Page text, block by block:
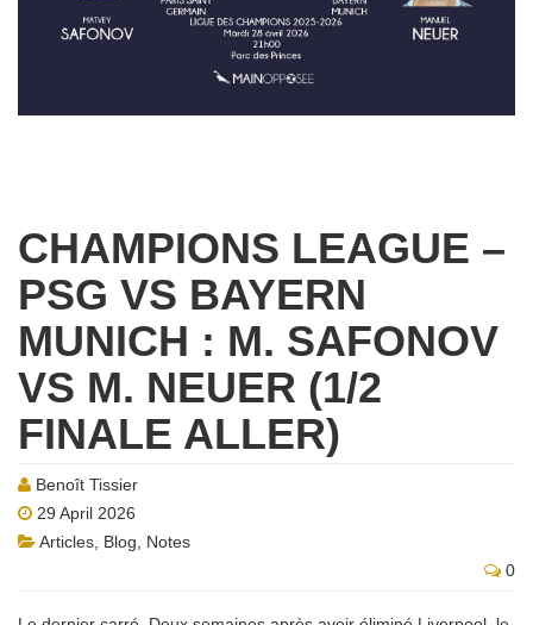
CHAMPIONS LEAGUE –
PSG VS BAYERN
MUNICH : M. SAFONOV
VS M. NEUER (1/2
FINALE ALLER)
Benoît Tissier
29 April 2026
Articles Blog
Notes
0